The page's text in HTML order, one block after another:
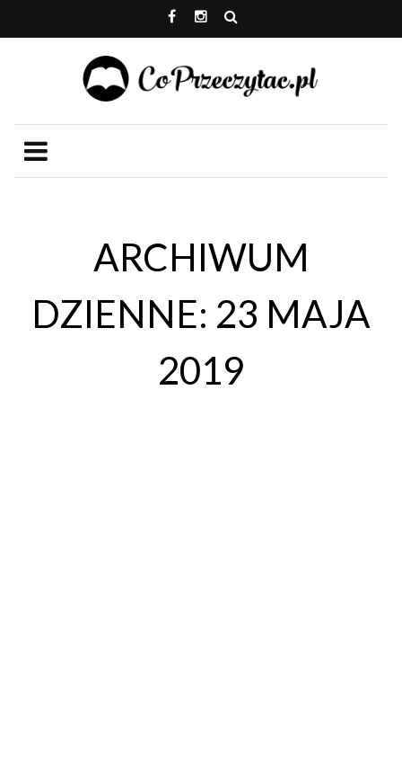
ARCHIWUM
DZIENNE: 23 MAJA
2019